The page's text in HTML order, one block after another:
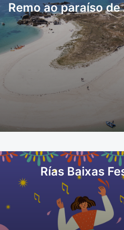
Remo ao paraíso de
Rías Baixas